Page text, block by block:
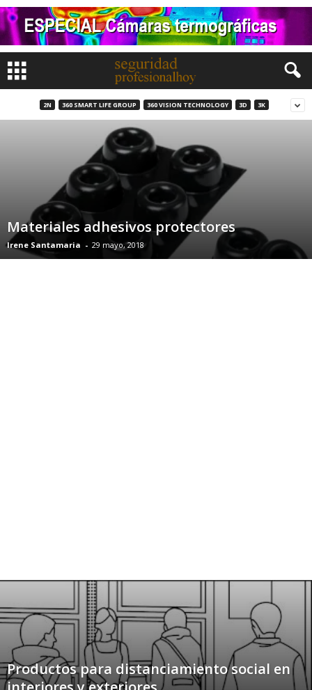
2N 360 SMART LIFE GROUP 360 VISION TECHNOLOGY 3D 3K
Materiales adhesivos protectores
Irene Santamaria - 29 mayo, 2018
Productos para distanciamiento social en